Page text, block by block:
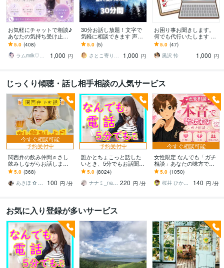
お気軽にチャットで相談♪
あなたの気持ち受け止め
ます ゆっくりお話聞きま
す☆1人じゃないよ☺︎一緒
に考えよう･:*
5.0 (408)
ラムmilk♡癒し声主婦セラピスト･°＊
1,000 円
30分お話し放題！文字で
気軽に相談できます 声を
出さなくてOK！誰にも知
られず気軽におしゃべり
放題☆
5.0 (5)
さとこ寄り添いタロットリーディング
1,000 円
お困り事お聞きします。
何でも代行いたします 土
日祝、夜間対応。見積も
り、返信早いです。
5.0 (47)
黒沢 怜
1,000 円
じっくり傾聴・話し相手相談の人気サービス
今すぐ相談可能
予約受付中
関西弁の飲み仲間♬さし
飲みしながらお話します
何となく話したい✨酔った
時のいい気分のまま⭐︎お話
しましょう
5.0 (368)
あきほ ✿ 元気を届ける関西女子✨
100 円 /分
予約受付中
誰かとちょこっと話した
いとき、5分でもお話聞き
ます 疲れた～、でもカウ
ンセリングじゃない、な
んとなく雑談聞いて～
5.0 (8024)
ナナミ_nanami 220 円 /分
今すぐ相談可能
女性限定 なんでも「ガチ
相談」あなたの味方で話
ます 男性目線で、あなた
の恋の“答え”を言葉にしま
す。
5.0 (1050)
桜井 ひかる｜経験豊富の恋愛相談室
140 円 /分
お気に入り登録が多いサービス